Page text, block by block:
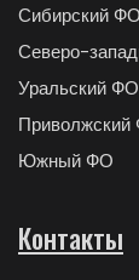
Сибирский ФО
Северо-
Уральский ФО
Южный ФО
Контакты